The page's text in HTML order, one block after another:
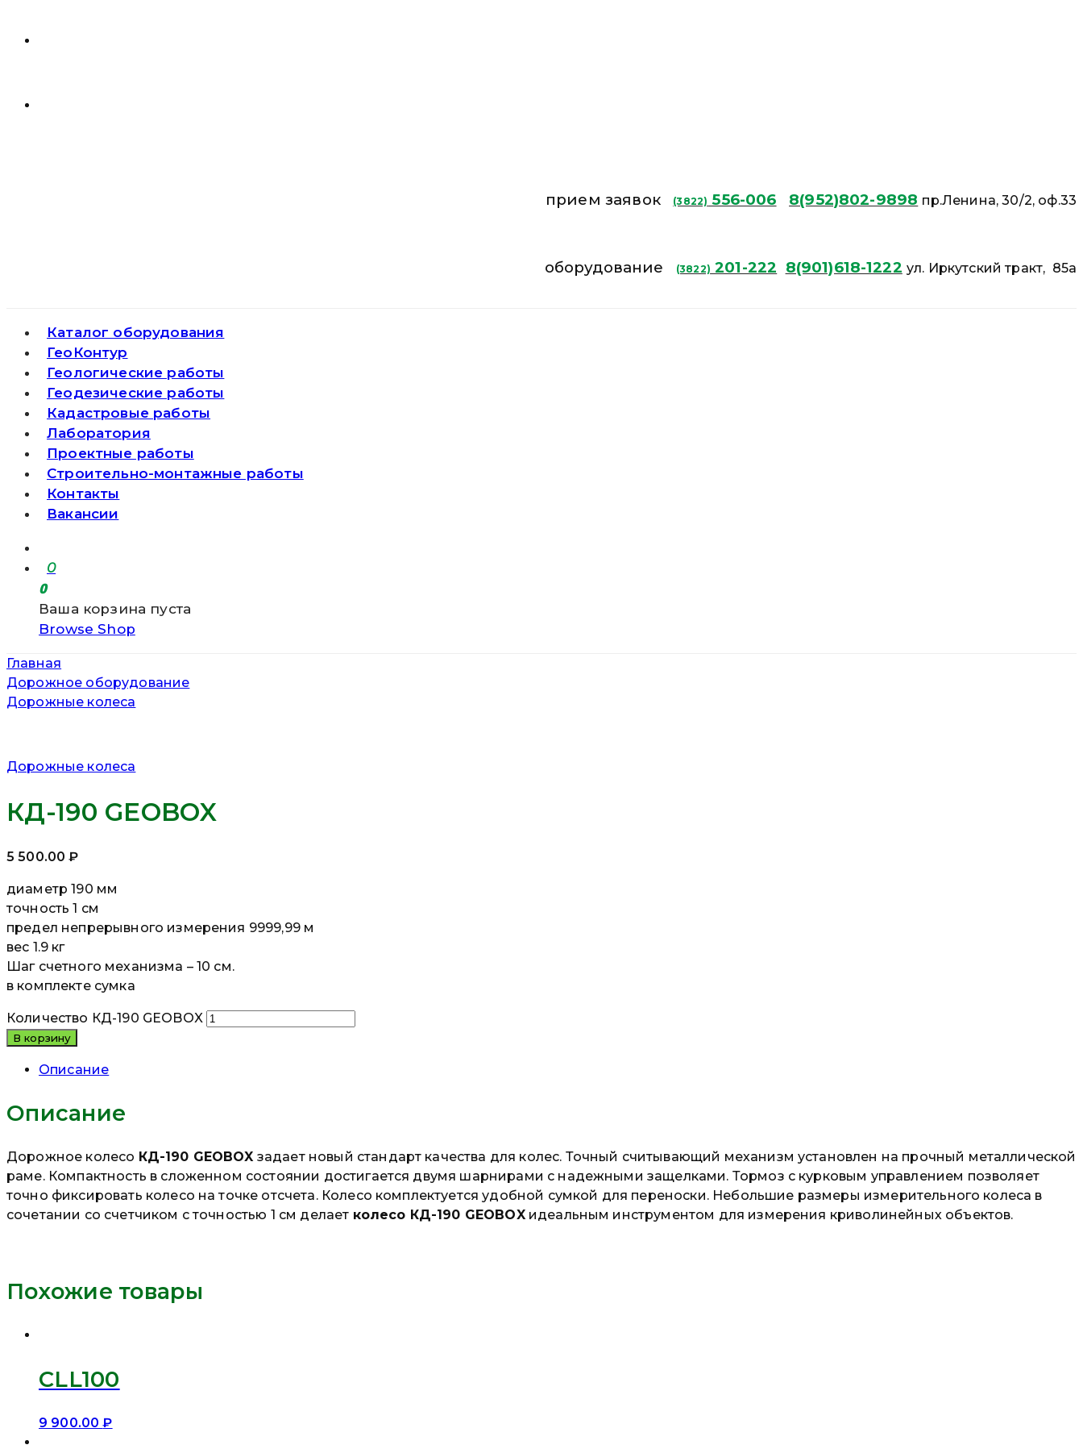
прием заявок (3822) 556-006 8(952)802-9898 пр.Ленина, 30/2, оф.33
оборудование (3822) 201-222 8(901)618-1222 ул. Иркутский тракт, 85а
Каталог оборудования
ГеоКонтур
Геологические работы
Геодезические работы
Кадастровые работы
Лаборатория
Проектные работы
Строительно-монтажные работы
Контакты
Вакансии
0
0
Ваша корзина пуста
Browse Shop
Главная
Дорожное оборудование
Дорожные колеса
Дорожные колеса
КД-190 GEOBOX
5 500.00₽
диаметр 190 мм
точность 1 см
предел непрерывного измерения 9999,99 м
вес 1.9 кг
Шаг счетного механизма – 10 см.
в комплекте сумка
Количество КД-190 GEOBOX
В корзину
Описание
Описание
Дорожное колесо КД-190 GEOBOX задает новый стандарт качества для колес. Точный считывающий механизм установлен на прочный металлической
раме. Компактность в сложенном состоянии достигается двумя шарнирами с надежными защелками. Тормоз с курковым управлением позволяет
точно фиксировать колесо на точке отсчета. Колесо комплектуется удобной сумкой для переноски. Небольшие размеры измерительного колеса в
сочетании со счетчиком с точностью 1 см делает колесо КД-190 GEOBOXидеальным инструментом для измерения криволинейных объектов.
Похожие товары
CLL100
9 900.00₽